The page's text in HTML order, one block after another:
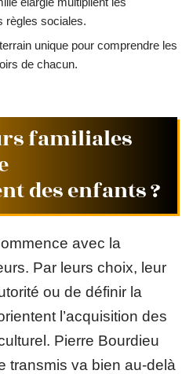
règles sociales.
unique pour comprendre les
de chacun.
familiales
des enfants ?
avec la
Par leurs choix, leur
ou de définir la
l’acquisition des
Pierre Bourdieu
transmis va bien au-delà